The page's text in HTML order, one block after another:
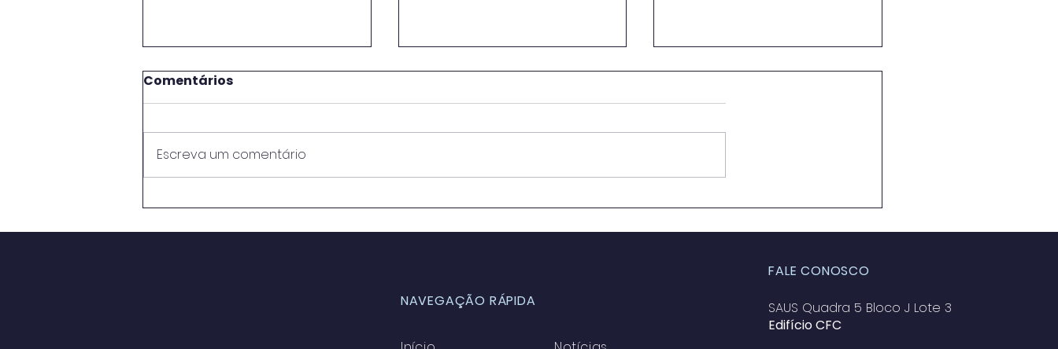
TCU anuncia grupo de
Propostas em
Mudanças nas
Conselhos Profissionais
Comentários
Escreva um comentário
NAVEGAÇÃO RÁPIDA
FALE CONOSCO
SAUS Quadra 5 Bloco J Lote 3
Edifício CFC